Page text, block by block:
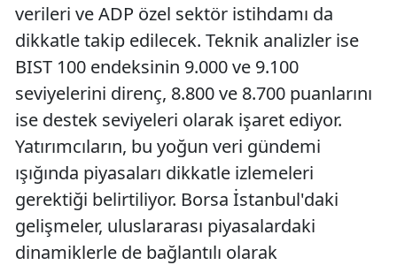
verileri ve ADP özel sektör istihdamı da
dikkatle takip edilecek. Teknik analizler ise
BIST 100 endeksinin 9.000 ve 9.100
seviyelerini direnç, 8.800 ve 8.700 puanlarını
ise destek seviyeleri olarak işaret ediyor.
Yatırımcıların, bu yoğun veri gündemi
ışığında piyasaları dikkatle izlemeleri
gerektiği belirtiliyor. Borsa İstanbul'daki
gelişmeler, uluslararası piyasalardaki
dinamiklerle de bağlantılı olarak